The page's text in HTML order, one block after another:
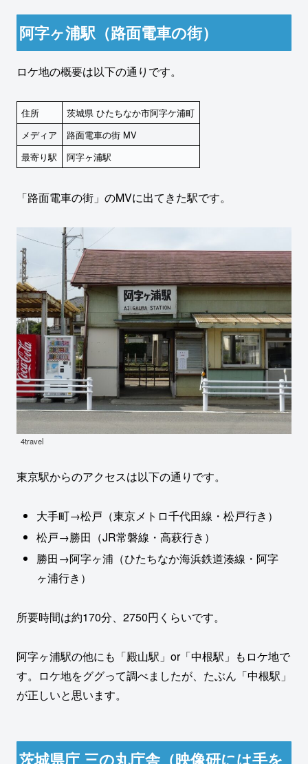
阿字ヶ浦駅（路面電車の街）
ロケ地の概要は以下の通りです。
住所
茨城県 ひたちなか市阿字ケ浦町
メディア
路面電車の街 MV
最寄り駅
阿字ヶ浦駅
「路面電車の街」のMVに出てきた駅です。
4travel
東京駅からのアクセスは以下の通りです。
大手町→松戸（東京メトロ千代田線・松戸行き）
松戸→勝田（JR常磐線・高萩行き）
勝田→阿字ヶ浦（ひたちなか海浜鉄道湊線・阿字
ヶ浦行き）
所要時間は約170分、2750円くらいです。
阿字ヶ浦駅の他にも「殿山駅」or「中根駅」もロケ地で
す。ロケ地をググって調べましたが、たぶん「中根駅」
が正しいと思います。
茨城県庁 三の丸庁舎（映像研には手を